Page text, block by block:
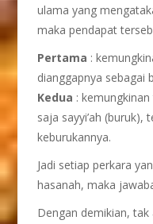
ulama yang
maka pendapat
Pertama :
dianggapnya sebagai
Kedua :
saja sayyi’ah (buruk),
keburukannya.
Jadi setiap perkara
hasanah, maka
Dengan demikian, tak